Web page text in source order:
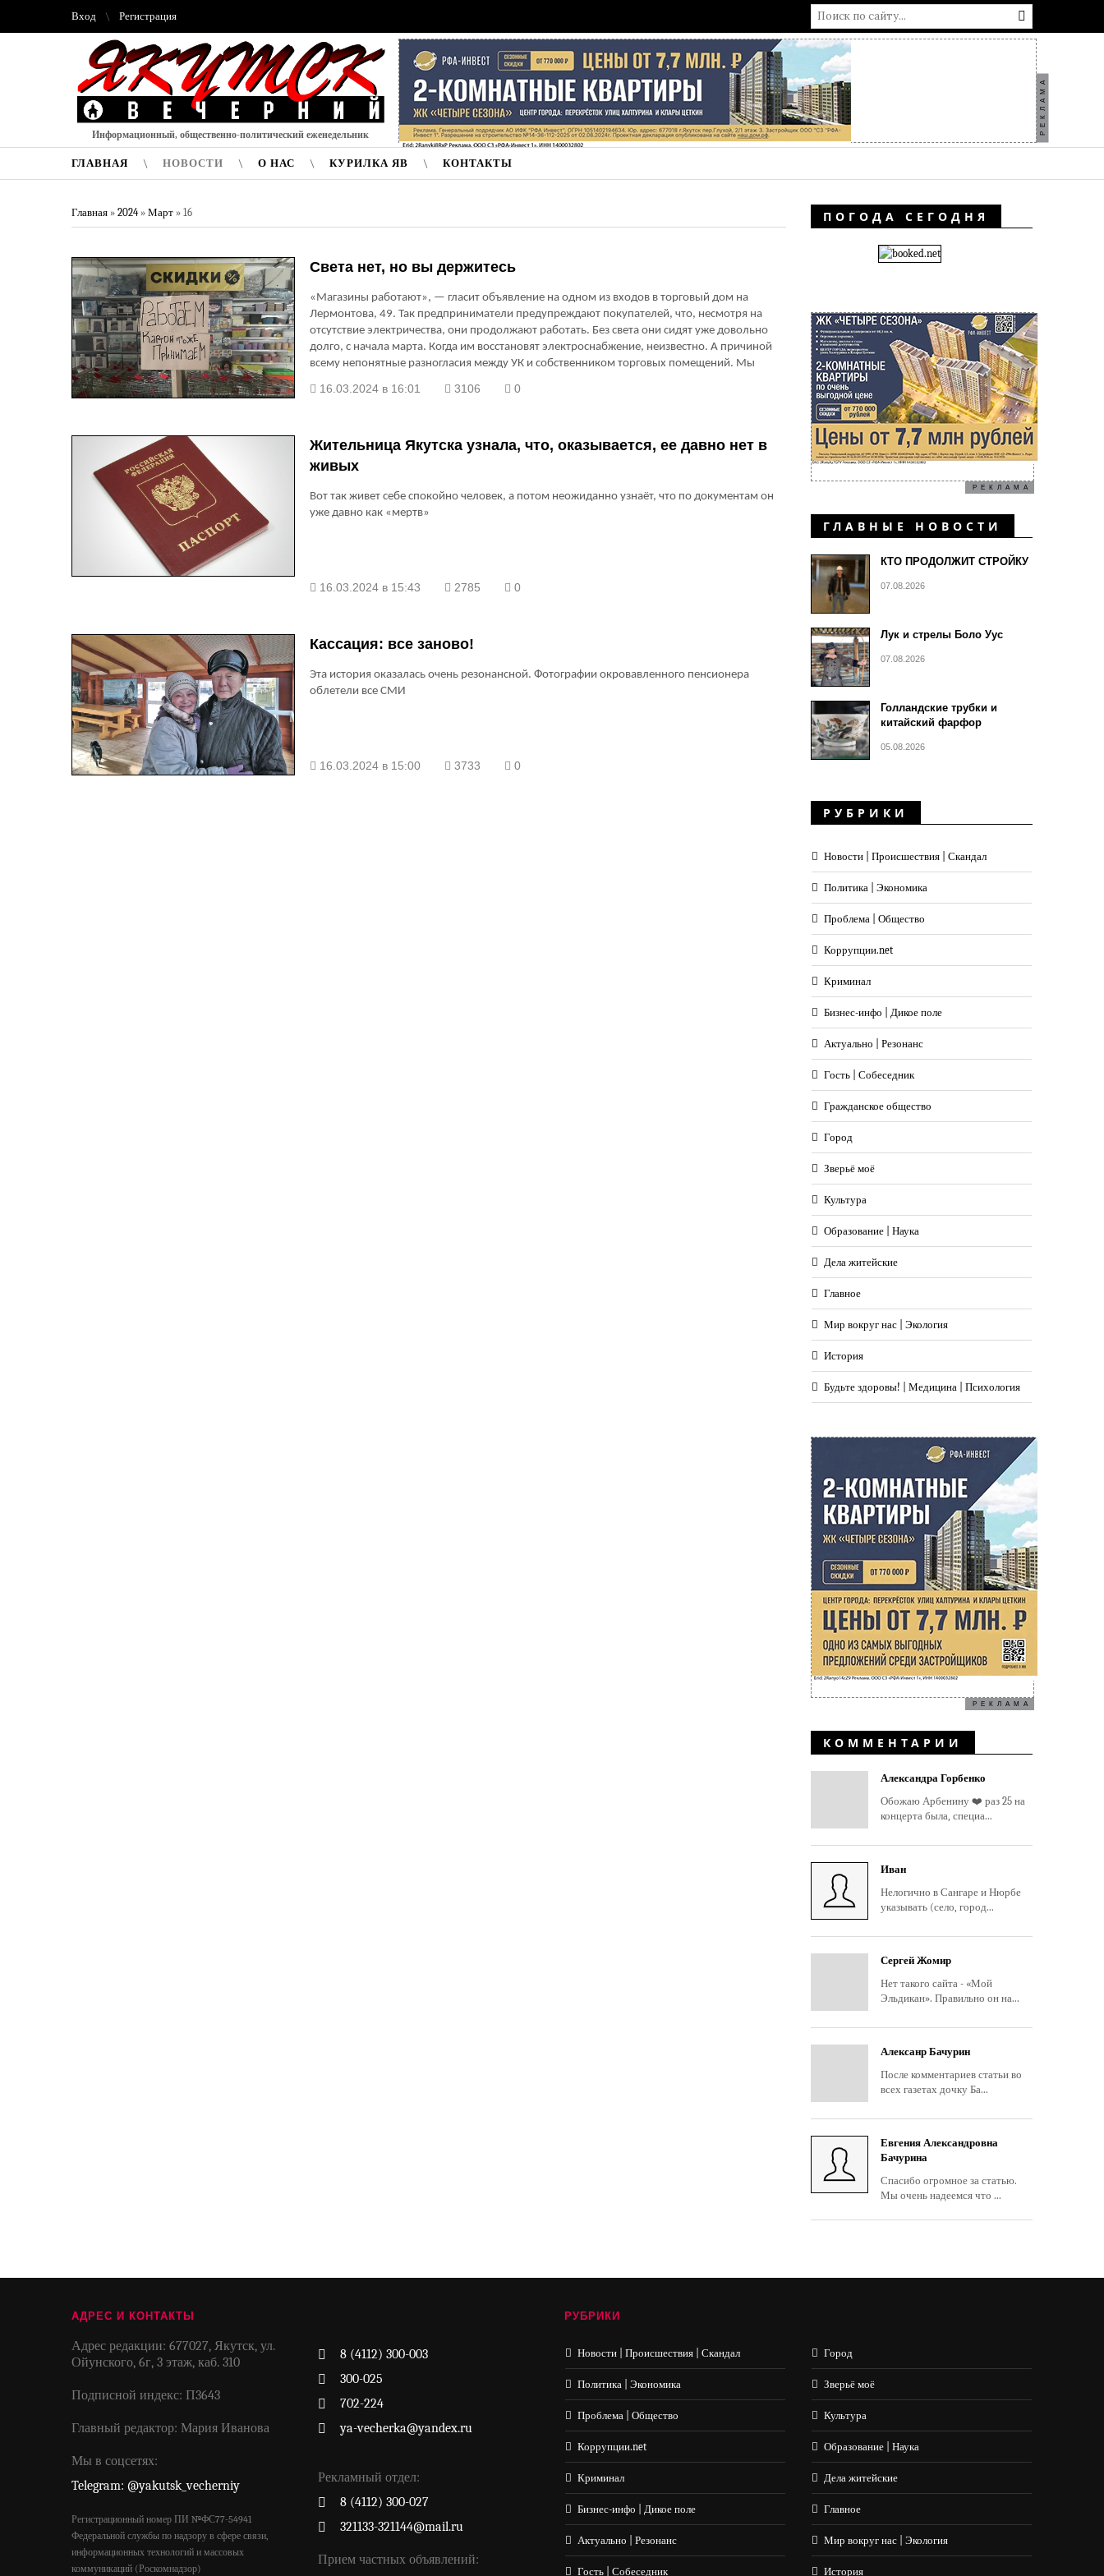
Вход Регистрация
Информационный, общественно-политический еженедельник РЕКЛАМА
ГЛАВНАЯ НОВОСТИ О НАС КУРИЛКА ЯВ КОНТАКТЫ
Главная » 2024 » Март » 16
Света нет, но вы держитесь
«Магазины работают», — гласит объявление на одном из входов в торговый дом на
Лермонтова, 49. Так предприниматели предупреждают покупателей, что, несмотря на
отсутствие электричества, они продолжают работать. Без света они сидят уже довольно
долго, с начала марта. Когда им восстановят электроснабжение, неизвестно. А причиной
всему непонятные разногласия между УК и собственником торговых помещений. Мы
16.03.2024 в 16:01 3106 0
Жительница Якутска узнала, что, оказывается, ее давно нет в
живых
Вот так живет себе спокойно человек, а потом неожиданно узнаёт, что по документам он
уже давно как «мертв»
16.03.2024 в 15:43 2785 0
Кассация: все заново!
Эта история оказалась очень резонансной. Фотографии окровавленного пенсионера
облетели все СМИ
16.03.2024 в 15:00 3733 0
ПОГОДА СЕГОДНЯ
РЕКЛАМА
ГЛАВНЫЕ НОВОСТИ
КТО ПРОДОЛЖИТ СТРОЙКУ
07.08.2026
Лук и стрелы Боло Уус
07.08.2026
Голландские трубки и
китайский фарфор
05.08.2026
РУБРИКИ
Новости | Происшествия | Скандал
Политика | Экономика
Проблема | Общество
Коррупции.net
Криминал
Бизнес-инфо | Дикое поле
Актуально | Резонанс
Гость | Собеседник
Гражданское общество
Город
Зверьё моё
Культура
Образование | Наука
Дела житейские
Главное
Мир вокруг нас | Экология
История
Будьте здоровы! | Медицина | Психология
РЕКЛАМА
КОММЕНТАРИИ
Александра Горбенко
Обожаю Арбенину ❤️ раз 25 на
концерта была, специа...
Иван
Нелогично в Сангаре и Нюрбе
указывать (село, город...
Сергей Жомир
Нет такого сайта - «Мой
Эльдикан». Правильно он на...
Алексанр Бачурин
После комментариев статьи во
всех газетах дочку Ба...
Евгения Александровна
Бачурина
Спасибо огромное за статью.
Мы очень надеемся что ...
АДРЕС И КОНТАКТЫ
Адрес редакции: 677027, Якутск, ул.
Ойунского, 6г, 3 этаж, каб. 310
Подписной индекс: П3643
Главный редактор: Мария Иванова
Мы в соцсетях:
Telegram: @yakutsk_vecherniy
Регистрационный номер ПИ №ФС77-54941
Федеральной службы по надзору в сфере связи,
информационных технологий и массовых
коммуникаций (Роскомнадзор)
8 (4112) 300-003
300-025
702-224
ya-vecherka@yandex.ru
Рекламный отдел:
8 (4112) 300-027
321133-321144@mail.ru
Прием частных объявлений:
РУБРИКИ
Новости | Происшествия | Скандал
Политика | Экономика
Проблема | Общество
Коррупции.net
Криминал
Бизнес-инфо | Дикое поле
Актуально | Резонанс
Гость | Собеседник
Город
Зверьё моё
Культура
Образование | Наука
Дела житейские
Главное
Мир вокруг нас | Экология
История